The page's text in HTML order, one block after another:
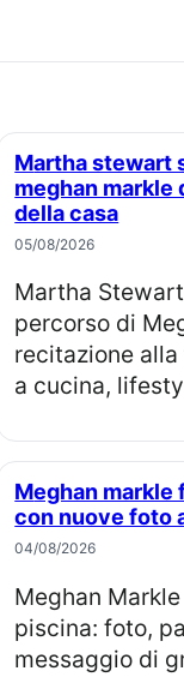
Martha stewart stronca il tentativo di
meghan markle
della casa
05/08/2026
Martha Stewart commenta il
percorso di
recitazione
a cucina,
Meghan markle festeggia 45 anni
con nuove foto
04/08/2026
Meghan Markle festeggia 45 anni in
piscina: foto,
messaggio di